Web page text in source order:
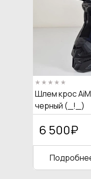
Шлем крос
черный (_!_)
6 500₽